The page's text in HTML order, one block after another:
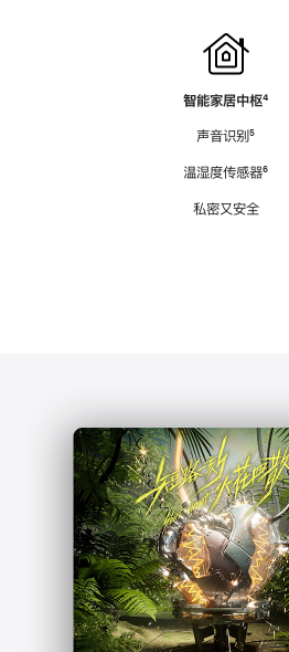
智能家居中枢脚
⁴
声音识别脚
⁵
温湿度传感器脚
⁶
私密又安全